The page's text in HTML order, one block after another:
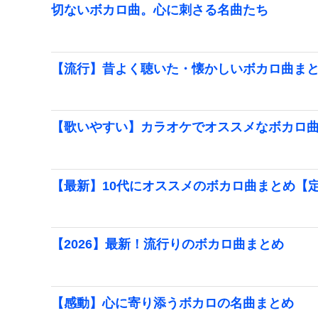
切ないボカロ曲。心に刺さる名曲たち
【流行】昔よく聴いた・懐かしいボカロ曲ま
【歌いやすい】カラオケでオススメなボカロ
【最新】10代にオススメのボカロ曲まとめ【
【2026】最新！流行りのボカロ曲まとめ
【感動】心に寄り添うボカロの名曲まとめ